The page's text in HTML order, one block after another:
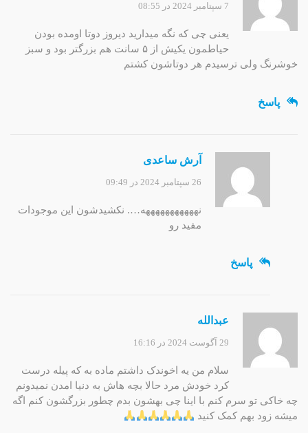
7 سپتامبر 2024 در 08:55
یعنی چی که نگه میدارید دیروز دوتا اومده بودن
حیاطمون یکیش از ۵ سانت هم بزرگتر بود و سبز
خوشرنگ ولی ترسیدم هر دوتاشون کشتم
پاسخ
آرش ساعدی
26 سپتامبر 2024 در 09:49
نهههههههههههه…. نکشیدشون این موجودات
مفید رو
پاسخ
عبدالله
29 آگوست 2024 در 16:16
سلام من یه اخوندک داشتم ماده به که پیله درست
کرد خودش مرد حالا بچه هاش به دنیا امدن نمیدونم
چه خاکی تو سرم کنم با اینا چی بهشون بدم چطور بزرگشون کنم اگه
میشه زود بهم کمک کنید